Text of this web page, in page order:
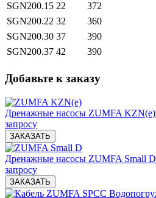
SGN200.15 22 372
SGN200.22 32 360
SGN200.30 37 390
SGN200.37 42 390
Добавьте к заказу
Дренажные насосы ZUMFA KZN(e)
запросу
ЗАКАЗАТЬ
Дренажные насосы ZUMFA Small D
запросу
ЗАКАЗАТЬ